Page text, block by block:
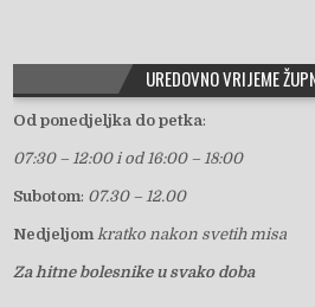
UREDOVNO VRIJEME
Od ponedjeljka do petka:
07:30 – 12:00 i od 16:00 – 18:00
Subotom: 07.30 – 12.00
Nedjeljom kratko nakon svetih misa
Za hitne bolesnike u svako doba